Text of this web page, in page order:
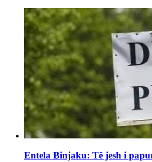
Entela Binjaku: Të jesh i